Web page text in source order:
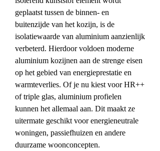
geplaatst tussen de binnen- en
buitenzijde van het kozijn, is de
isolatiewaarde van aluminium aanzienlijk
verbeterd. Hierdoor voldoen moderne
aluminium kozijnen aan de strenge eisen
op het gebied van energieprestatie en
warmteverlies. Of je nu kiest voor HR++
of triple glas, aluminium profielen
kunnen het allemaal aan. Dit maakt ze
uitermate geschikt voor energieneutrale
woningen, passiefhuizen en andere
duurzame woonconcepten.